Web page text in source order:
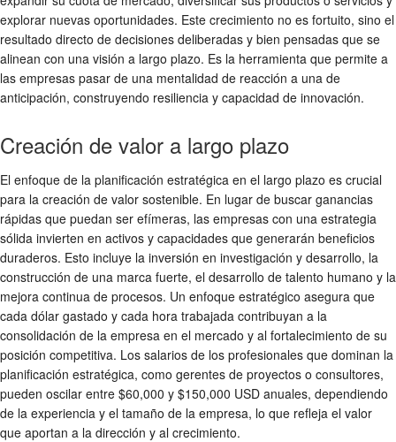
explorar nuevas oportunidades. Este crecimiento no es fortuito, sino el
resultado directo de decisiones deliberadas y bien pensadas que se
alinean con una visión a largo plazo. Es la herramienta que permite a
las empresas pasar de una mentalidad de reacción a una de
anticipación, construyendo resiliencia y capacidad de innovación.
Creación de valor a largo plazo
El enfoque de la planificación estratégica en el largo plazo es crucial
para la creación de valor sostenible. En lugar de buscar ganancias
rápidas que puedan ser efímeras, las empresas con una estrategia
sólida invierten en activos y capacidades que generarán beneficios
duraderos. Esto incluye la inversión en investigación y desarrollo, la
construcción de una marca fuerte, el desarrollo de talento humano y la
mejora continua de procesos. Un enfoque estratégico asegura que
cada dólar gastado y cada hora trabajada contribuyan a la
consolidación de la empresa en el mercado y al fortalecimiento de su
posición competitiva. Los salarios de los profesionales que dominan la
planificación estratégica, como gerentes de proyectos o consultores,
pueden oscilar entre $60,000 y $150,000 USD anuales, dependiendo
de la experiencia y el tamaño de la empresa, lo que refleja el valor
que aportan a la dirección y al crecimiento.